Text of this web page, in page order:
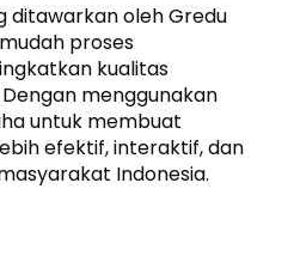
oleh Gredu
proses
kualitas
menggunakan
untuk membuat
efektif, interaktif, dan
Indonesia.